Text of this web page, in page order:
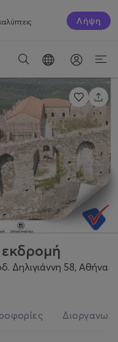
Λήψη
Δηλιγιάννη 58, Αθήνα